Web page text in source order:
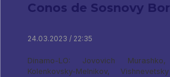
Conos de Sosnovy Bor
24.03.2023 / 22:35
Dinamo-LO: Jovovich Murashko,
Kolenkovsky-Melnikov,